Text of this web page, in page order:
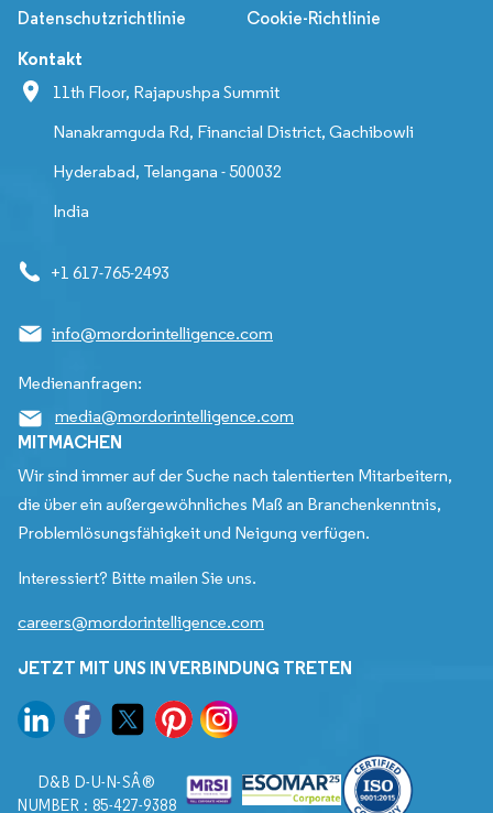
Datenschutzrichtlinie Cookie-Richtlinie
Kontakt
11th Floor, Rajapushpa Summit
Nanakramguda Rd, Financial District, Gachibowli
Hyderabad, Telangana - 500032
India
+1 617-765-2493
info@mordorintelligence.com
Medienanfragen:
media@mordorintelligence.com
MITMACHEN
Wir sind immer auf der Suche nach talentierten Mitarbeitern,
die über ein außergewöhnliches Maß an Branchenkenntnis,
Problemlösungsfähigkeit und Neigung verfügen.
Interessiert? Bitte mailen Sie uns.
careers@mordorintelligence.com
JETZT MIT UNS IN VERBINDUNG TRETEN
D&B D-U-N-SÂ®
NUMBER : 85-427-9388